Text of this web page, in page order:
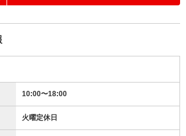
10:00〜18:00
火曜定休日